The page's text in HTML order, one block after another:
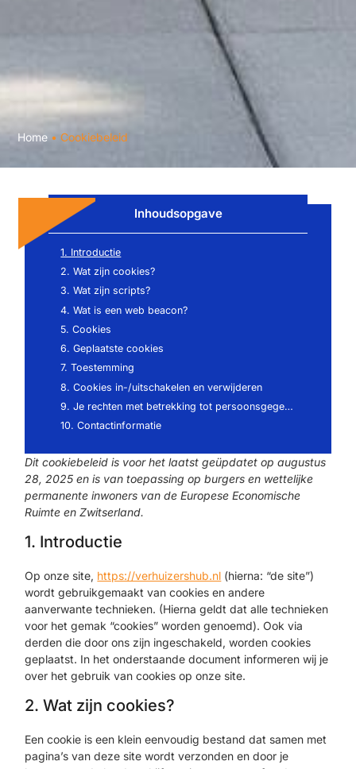
Home •Cookiebeleid
Inhoudsopgave
1. Introductie
2. Wat zijn cookies?
3. Wat zijn scripts?
4. Wat is een web beacon?
5. Cookies
6. Geplaatste cookies
7. Toestemming
8. Cookies in-/uitschakelen en verwijderen
9. Je rechten met betrekking tot persoonsgegevens
10. Contactinformatie
Dit cookiebeleid is voor het laatst geüpdatet op augustus
28, 2025 en is van toepassing op burgers en wettelijke
permanente inwoners van de Europese Economische
Ruimte en Zwitserland.
1. Introductie
Op onze site, https://verhuizershub.nl (hierna: “de site”)
wordt gebruikgemaakt van cookies en andere
aanverwante technieken. (Hierna geldt dat alle technieken
voor het gemak “cookies” worden genoemd). Ook via
derden die door ons zijn ingeschakeld, worden cookies
geplaatst. In het onderstaande document informeren wij je
over het gebruik van cookies op onze site.
2. Wat zijn cookies?
Een cookie is een klein eenvoudig bestand dat samen met
pagina’s van deze site wordt verzonden en door je